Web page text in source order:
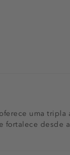
uma tripla
fortalece desde